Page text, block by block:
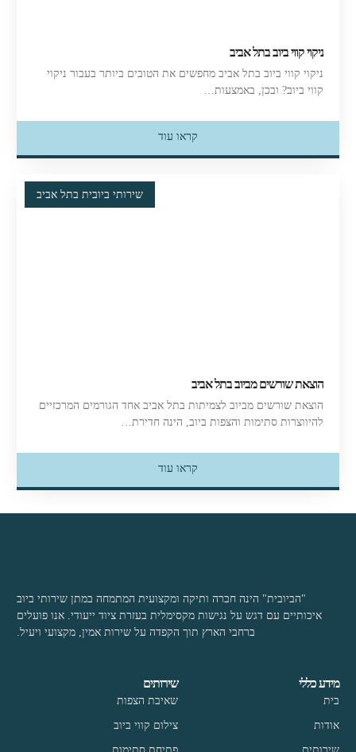
ניקוי קווי ביוב בתל אביב
ניקוי קווי ביוב בתל אביב מחפשים את הטובים ביותר בעבור ניקוי
קווי ביוב? ובכן, באמצעות…
קראו עוד
שירותי ביובית בתל אביב
הוצאת שורשים מביוב בתל אביב
הוצאת שורשים מביוב לצמיתות בתל אביב אחד הגורמים המרכזיים
להיווצרות סתימות והצפות ביוב, הינה חדירת…
קראו עוד
"הביובית" הינה חברה ותיקה ומקצועית המתמחה במתן שירותי ביוב
איכותיים עם דגש על נגישות מקסימלית בעזרת ציוד ייעודי. אנו פועלים
ברחבי הארץ תוך הקפדה על שירות אמין, מקצועי ויעיל.
מידע כללי
בית
אודות
שירותים
שאיבת הצפות
צילום קווי ביוב